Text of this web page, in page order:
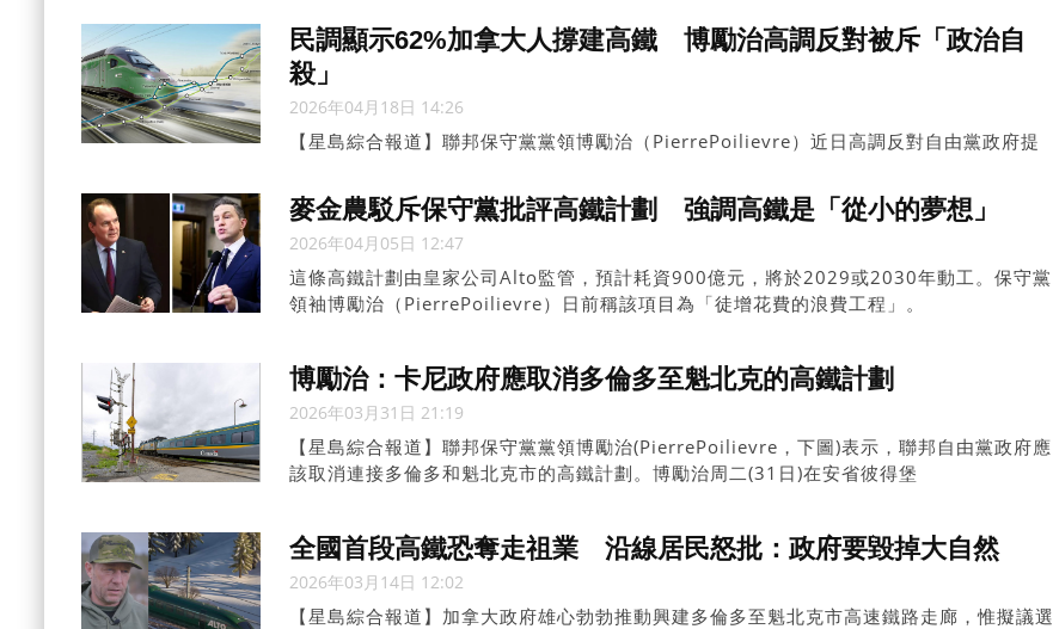
民調顯示62%加拿大人撐建高鐵 博勵治高調反對被斥「政治自
殺」
2026年04月18日 14:26
【星島綜合報道】聯邦保守黨黨領博勵治（PierrePoilievre）近日高調反對自由黨政府提
象工程。
麥金農駁斥保守黨批評高鐵計劃 強調高鐵是「從小的夢想」
2026年04月05日 12:47
這條高鐵計劃由皇家公司Alto監管，預計耗資900億元，將於2029或2030年動工。保守黨
領袖博勵治（PierrePoilievre）日前稱該項目為「徒增花費的浪費工程」。
博勵治：卡尼政府應取消多倫多至魁北克的高鐵計劃
2026年03月31日 21:19
【星島綜合報道】聯邦保守黨黨領博勵治(PierrePoilievre，下圖)表示，聯邦自由黨政府應
該取消連接多倫多和魁北克市的高鐵計劃。博勵治周二(31日)在安省彼得堡
全國首段高鐵恐奪走祖業 沿線居民怒批：政府要毀掉大自然
2026年03月14日 12:02
【星島綜合報道】加拿大政府雄心勃勃推動興建多倫多至魁北克市高速鐵路走廊，惟擬議選